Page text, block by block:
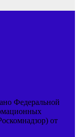
Федеральной
от